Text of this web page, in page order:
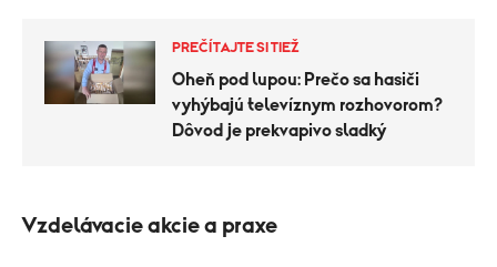
PREČÍTAJTE SI TIEŽ
Oheň pod lupou: Prečo sa hasiči
vyhýbajú televíznym rozhovorom?
Dôvod je prekvapivo sladký
Vzdelávacie akcie a praxe